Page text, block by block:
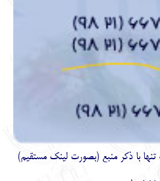
تنها با ذكر منبع (بصورت لینک مستقیم)